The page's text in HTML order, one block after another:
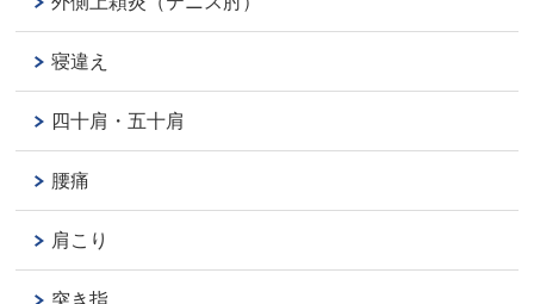
寝違え
四十肩・五十肩
腰痛
肩こり
突き指